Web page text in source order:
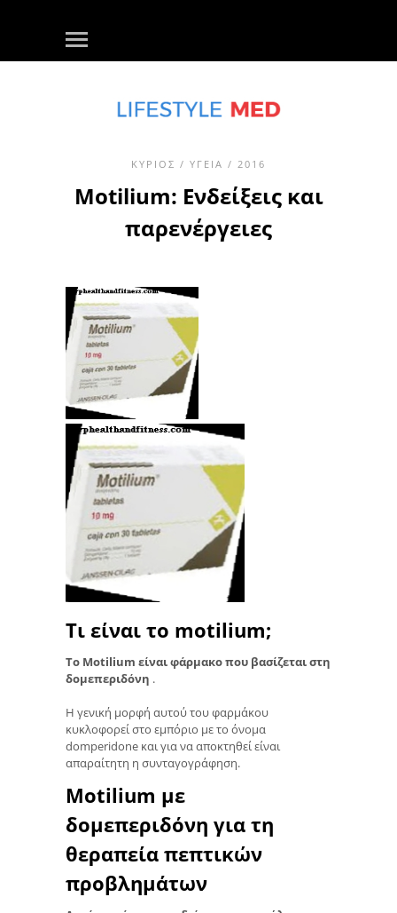
ΚΎΡΙΟΣ / ΥΓΕΊΑ / 2016
Motilium: Ενδείξεις και
παρενέργειες
Τι είναι το motilium;
Το Motilium είναι φάρμακο που βασίζεται στη
δομεπεριδόνη .
Η γενική μορφή αυτού του φαρμάκου
κυκλοφορεί στο εμπόριο με το όνομα
domperidone και για να αποκτηθεί είναι
απαραίτητη η συνταγογράφηση.
Motilium με
δομεπεριδόνη για τη
θεραπεία πεπτικών
προβλημάτων